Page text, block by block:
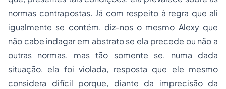
normas contrapostas. Já com respeito à regra que ali
igualmente se contém, diz-nos o mesmo Alexy que
não cabe indagar em abstrato se ela precede ou não a
outras normas, mas tão somente se, numa dada
situação, ela foi violada, resposta que ele mesmo
considera difícil porque, diante da imprecisão da